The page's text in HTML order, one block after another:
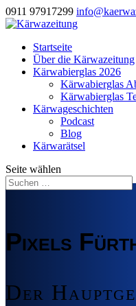
0911 97917299
Startseite
Über die Kärwazeitung
Kärwabierglas 2026
Kärwabierglas
Kärwabierglas
Kärwageschichten
Podcast
Blog
Kärwarätsel
Seite wählen
Pixels
Der